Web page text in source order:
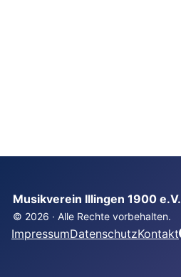
Musikverein Illingen 1900 e.V.
© 2026 · Alle Rechte vorbehalten.
ImpressumDatenschutzKontakt